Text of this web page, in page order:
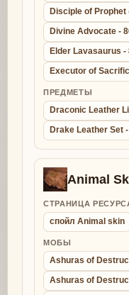
Disciple of Prophet
Divine Advocate -
Elder Lavasaurus -
Executor of
ПРЕДМЕТЫ
Draconic Leather
Drake Leather Set
Animal
СТРАНИЦА
спойл Animal skin
МОБЫ
Ashuras of
Ashuras of